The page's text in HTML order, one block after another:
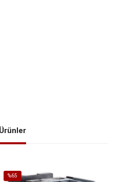
%65